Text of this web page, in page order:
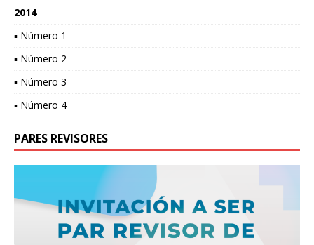
2014
▪ Número 1
▪ Número 2
▪ Número 3
▪ Número 4
PARES REVISORES